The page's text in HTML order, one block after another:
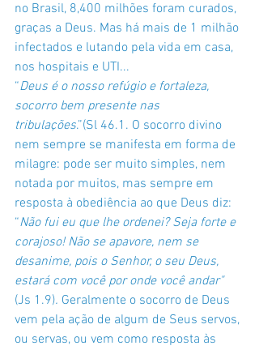
no Brasil, 8,400 milhões foram curados,
graças a Deus. Mas há mais de 1 milhão
infectados e lutando pela vida em casa,
nos hospitais e UTI...
“Deus é o nosso refúgio e fortaleza,
socorro bem presente nas
tribulações.”(Sl 46.1. O socorro divino
nem sempre se manifesta em forma de
milagre: pode ser muito simples, nem
notada por muitos, mas sempre em
resposta à obediência ao que Deus diz:
“Não fui eu que lhe ordenei? Seja forte e
corajoso! Não se apavore, nem se
desanime, pois o Senhor, o seu Deus,
estará com você por onde você andar"
(Js 1.9). Geralmente o socorro de Deus
vem pela ação de algum de Seus servos,
ou servas, ou vem como resposta às